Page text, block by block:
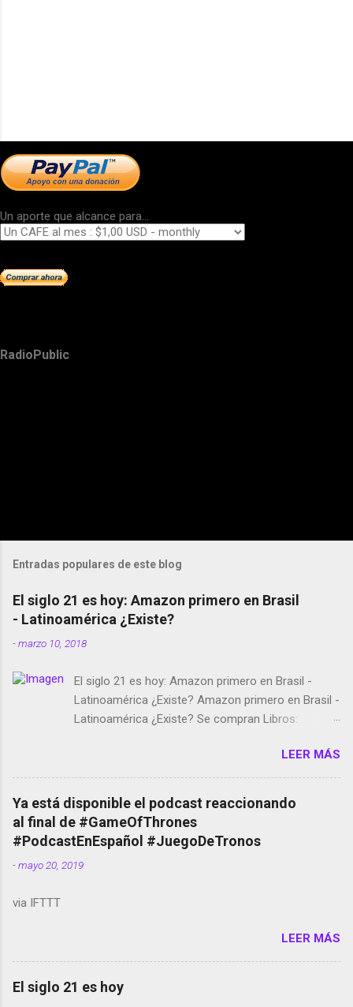
Un aporte que alcance para...
RadioPublic
Entradas populares de este blog
El siglo 21 es hoy: Amazon primero en Brasil
- Latinoamérica ¿Existe?
-marzo 10, 2018
El siglo 21 es hoy: Amazon primero en Brasil -
Latinoamérica ¿Existe? Amazon primero en Brasil -
Latinoamérica ¿Existe? Se compran Libros:
temporada de Black Mirror Twitter deja de verificar
cuentas Responden los fotógrafos Brian May y el
copyright en Instagram Música y vídeo selfies en la
red social Riddley Scott saca a Kevin Spacey de su
película Francisco regaña a los que usan el
smartphone en sus misas La serie de la Tierra
Media GoBee - StartUp de bicicletas de alquiler
Live Photos en Google Photos Llegando Partimos
Dictados en Android El tamaño y su importancia...
LEER MÁS
Ya está disponible el podcast reaccionando
al final de #GameOfThrones
#PodcastEnEspañol #JuegoDeTronos
-mayo 20, 2019
via IFTTT
LEER MÁS
El siglo 21 es hoy